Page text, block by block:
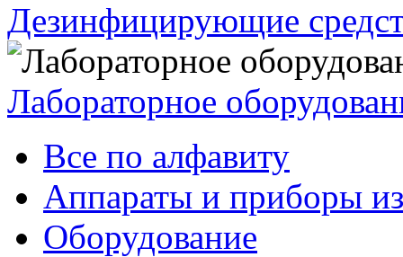
Дезинфицирующие
Лабораторное
Все по алфавиту
Аппараты и приборы из
Оборудование